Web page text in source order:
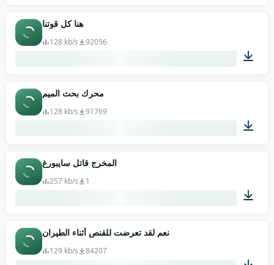
هنا كل قوتنا
128 kb/s 92056
محرك بحث الميم
128 kb/s 91769
المخرج قاتل سايبورغ
257 kb/s 1
نعم لقد تعرضت للقنص أثناء الطيران
129 kb/s 84207